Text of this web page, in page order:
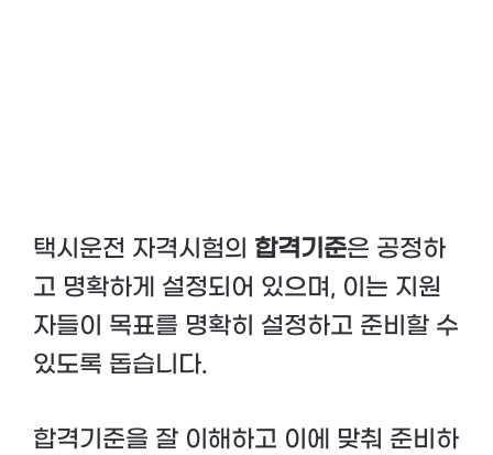
택시운전 자격시험의 합격기준은 공정하
고 명확하게 설정되어 있으며, 이는 지원
자들이 목표를 명확히 설정하고 준비할 수
있도록 돕습니다.
합격기준을 잘 이해하고 이에 맞춰 준비하